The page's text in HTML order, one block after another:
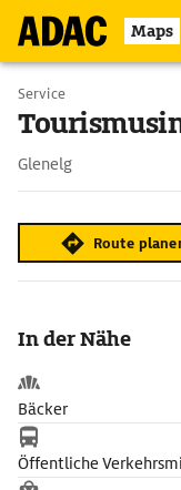
Maps
Service
Glenelg
Route
In der Nähe
Bäcker
Öffentliche